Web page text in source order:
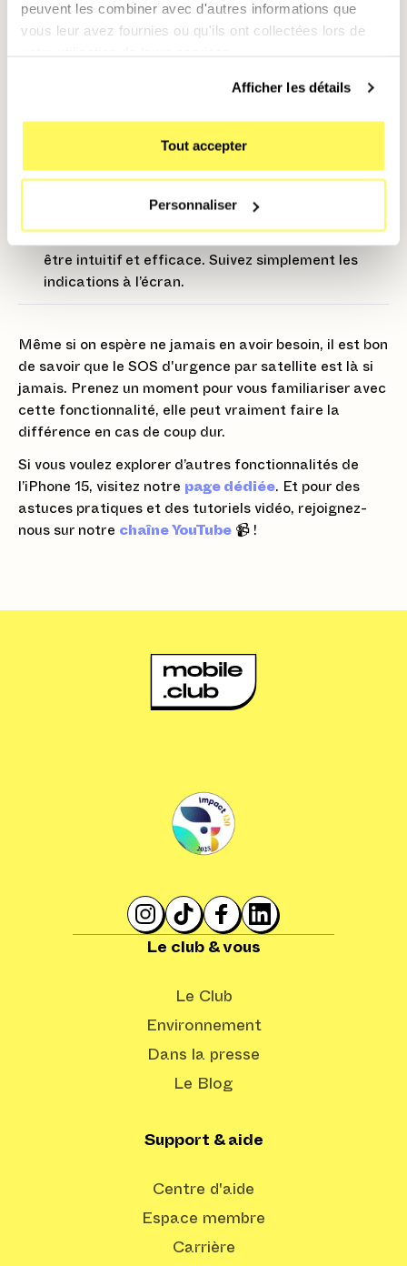
peuvent les combiner avec d'autres informations que
vous leur avez fournies ou qu'ils ont collectées lors de
Afficher les détails
Tout accepter
Personnaliser
satellite
Gardez votre iPhone bien chargé
donc mieux vaut partir avec une batterie pleine
Choisissez un endroit dégagé
bloquer le signal. Essayez de trouver une zone
claire pour faciliter la connexion satellite.
être intuitif et efficace. Suivez simplement les
indications à l’écran.
Même si on espère ne jamais en avoir besoin, il est bon
de savoir que le SOS d'urgence par satellite est là si
jamais. Prenez un moment pour vous familiariser avec
cette fonctionnalité, elle peut vraiment faire la
différence en cas de coup dur.
Si vous voulez explorer d’autres fonctionnalités de
l’iPhone 15, visitez notre page dédiée. Et pour des
astuces pratiques et des tutoriels vidéo, rejoignez-
nous sur notre chaîne YouTube 📹 !
Le club & vous
Le Club
Environnement
Dans la presse
Le Blog
Support & aide
Centre d'aide
Espace membre
Carrière